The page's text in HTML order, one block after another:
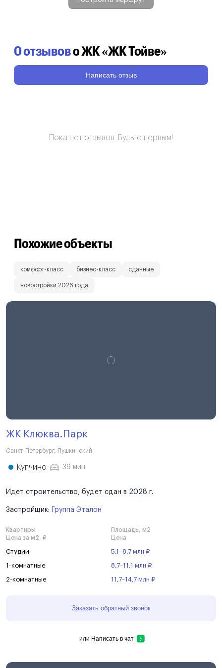
0 отзывово ЖК «ЖК Тойве»
Написать отзыв
Пока нет отзывов. Будьте первым!
Похожие объекты
комфорт-класс бизнес-класс сданные
новостройки 2026 года
ЖК Клюква.Парк
Санкт-Петербург, Пушкинский
Купчино 39 мин.
Идет строительство; будет сдан в 2028 г.
Застройщик: Группа Эталон
Квартиры
Площадь, м2
Цена за м2, ₽
Цена
Студии 5,1–8,7 млн ₽
1-комнатные 8,7–11,1 млн ₽
2-комнатные 11,7–14,7 млн ₽
Заказать обратный звонок
или Написать в чат